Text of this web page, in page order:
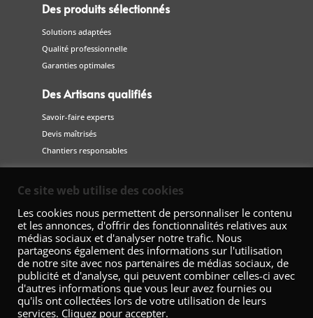
Des produits sélectionnés
Solutions adaptées
Qualité professionnelle
Garanties optimales
Des Artisans qualifiés
Savoir-faire experts
Devis maîtrisés
Chantiers responsables
Fédération Nationale de la Décoration – 42 Avenue Marceau 75008
Ce site web utilise des cookies
Les cookies nous permettent de personnaliser le contenu
et les annonces, d'offrir des fonctionnalités relatives aux
médias sociaux et d'analyser notre trafic. Nous
partageons également des informations sur l'utilisation
de notre site avec nos partenaires de médias sociaux, de
publicité et d'analyse, qui peuvent combiner celles-ci avec
d'autres informations que vous leur avez fournies ou
qu'ils ont collectées lors de votre utilisation de leurs
services. Cliquez pour accepter.